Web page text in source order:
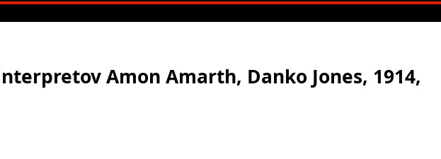
Amon Amarth, Danko Jones, 1914,